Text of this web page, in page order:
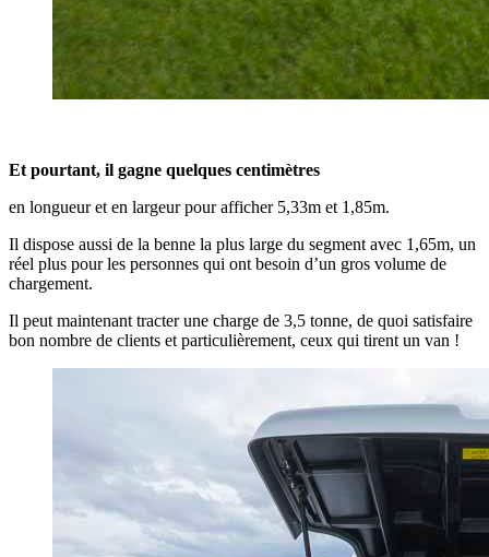
Et pourtant, il gagne quelques centimètres
en longueur et en largeur pour afficher 5,33m et 1,85m.
Il dispose aussi de la benne la plus large du segment avec 1,65m, un
réel plus pour les personnes qui ont besoin d’un gros volume de
chargement.
Il peut maintenant tracter une charge de 3,5 tonne, de quoi satisfaire
bon nombre de clients et particulièrement, ceux qui tirent un van !